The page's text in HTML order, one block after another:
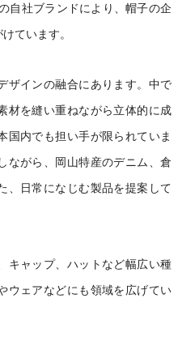
自社ブランドにより、帽子の企
ています。
ザインの融合にあります。中で
材を縫い重ねながら立体的に成
国内でも担い手が限られていま
ながら、岡山特産のデニム、倉
、日常になじむ製品を提案して
キャップ、ハットなど幅広い種
ウェアなどにも領域を広げてい